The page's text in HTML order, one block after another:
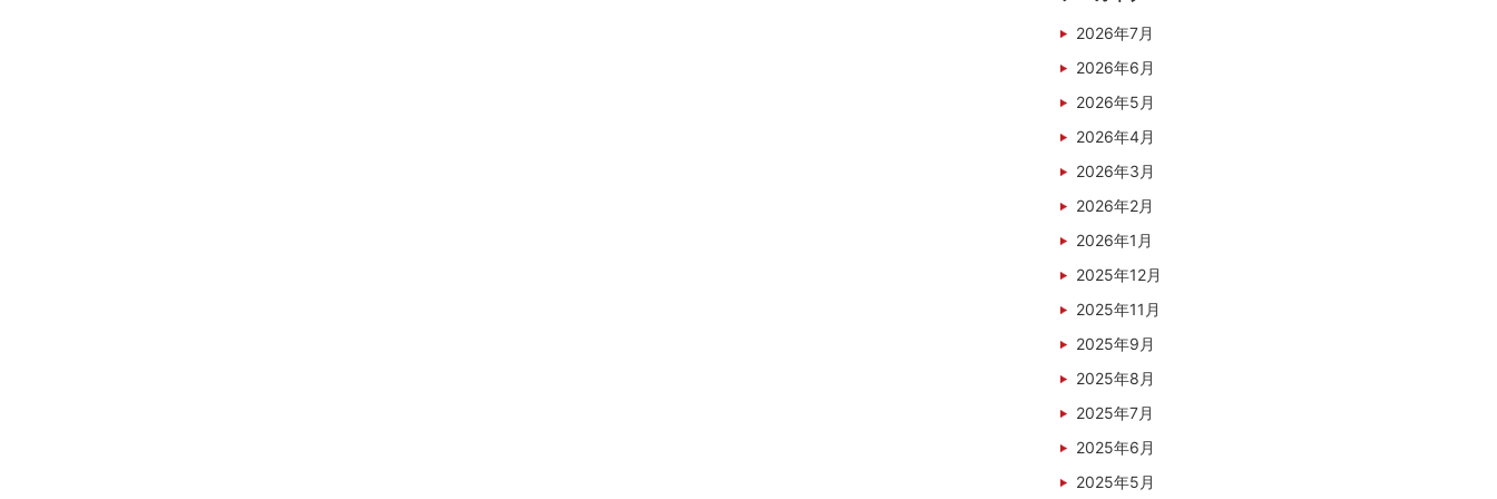
2026年7月
2026年6月
2026年5月
2026年4月
2026年3月
2026年2月
2026年1月
2025年12月
2025年11月
2025年9月
2025年8月
2025年7月
2025年6月
2025年5月